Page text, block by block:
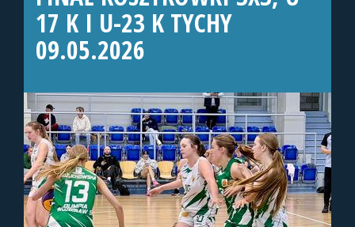
17 K I U-23 K TYCHY
09.05.2026